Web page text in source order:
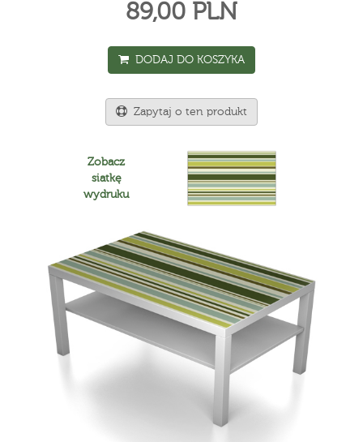
89,00 PLN
DODAJ DO KOSZYKA
Zapytaj o ten produkt
Zobacz
siatkę
wydruku